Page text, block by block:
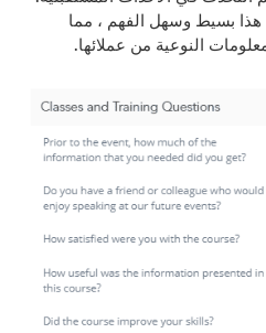
بسيط وسهل الفهم ، مما